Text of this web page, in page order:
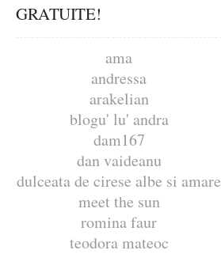
GRATUITE!
ama
andressa
arakelian
blogu' lu' andra
dam167
dan vaideanu
dulceata de cirese albe si amare
meet the sun
romina faur
teodora mateoc